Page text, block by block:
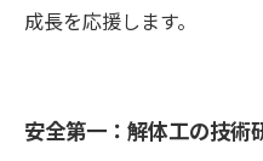
成長を応援します。
安全第一：解体工の技術